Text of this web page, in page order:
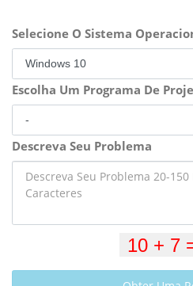
Selecione O Sistema
Escolha Um Programa De
Descreva Seu Problema